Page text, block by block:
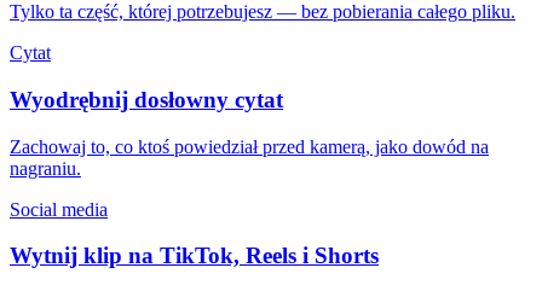
Tylko ta część, której potrzebujesz — bez pobierania całego pliku.
Cytat
Wyodrębnij dosłowny cytat
Zachowaj to, co ktoś powiedział przed kamerą, jako dowód na
nagraniu.
Social media
Wytnij klip na TikTok, Reels i Shorts